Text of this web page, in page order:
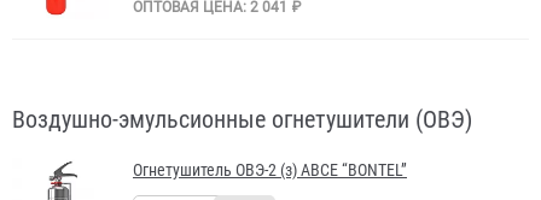
ОПТОВАЯ ЦЕНА: 2 041 ₽
Воздушно-эмульсионные огнетушители (ОВЭ)
Огнетушитель ОВЭ-2 (з) АВCЕ “BONTEL”